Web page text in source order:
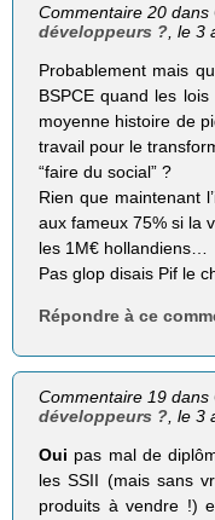
Commentaire 20 dans
développeurs ? , le
Probablement mais
BSPCE quand les
moyenne histoire de
travail pour le
“faire du social” ?
Rien que maintenant
aux fameux 75% si la
les 1M€ hollandiens…
Pas glop disais Pif le
Répondre à ce
Commentaire 19 dans
développeurs ? , le
Oui pas mal de
les SSII (mais sans
produits à vendre !)